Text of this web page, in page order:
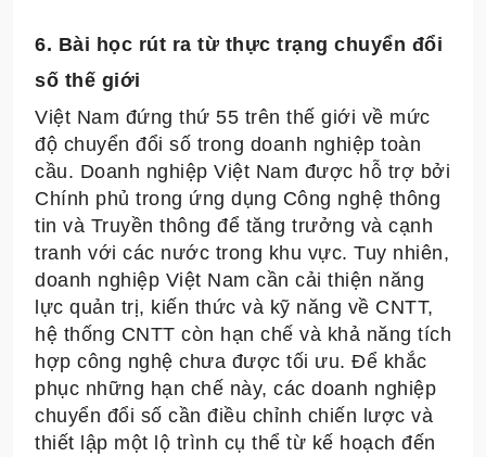
6. Bài học rút ra từ thực trạng chuyển đổi
số thế giới
Việt Nam đứng thứ 55 trên thế giới về mức
độ chuyển đổi số trong doanh nghiệp toàn
cầu. Doanh nghiệp Việt Nam được hỗ trợ bởi
Chính phủ trong ứng dụng Công nghệ thông
tin và Truyền thông để tăng trưởng và cạnh
tranh với các nước trong khu vực. Tuy nhiên,
doanh nghiệp Việt Nam cần cải thiện năng
lực quản trị, kiến thức và kỹ năng về CNTT,
hệ thống CNTT còn hạn chế và khả năng tích
hợp công nghệ chưa được tối ưu. Để khắc
phục những hạn chế này, các doanh nghiệp
chuyển đổi số cần điều chỉnh chiến lược và
thiết lập một lộ trình cụ thể từ kế hoạch đến